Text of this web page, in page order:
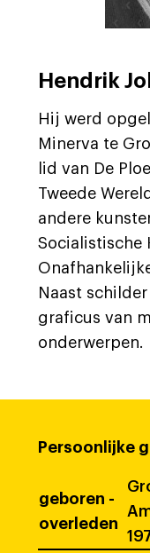
Hendrik
Hij werd
Minerva te
lid van De
Tweede
andere
Socialistische
Naast
graficus van
onderwerpen.
Persoonlijke
geboren -
overleden